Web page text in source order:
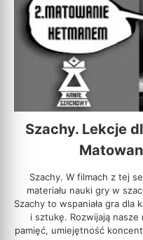
Szachy. Lekcje
Szachy. W filmach z tej
materiału nauki gry w
Szachy to wspaniała gra dla
i sztukę. Rozwijają
pamięć, umiejętność